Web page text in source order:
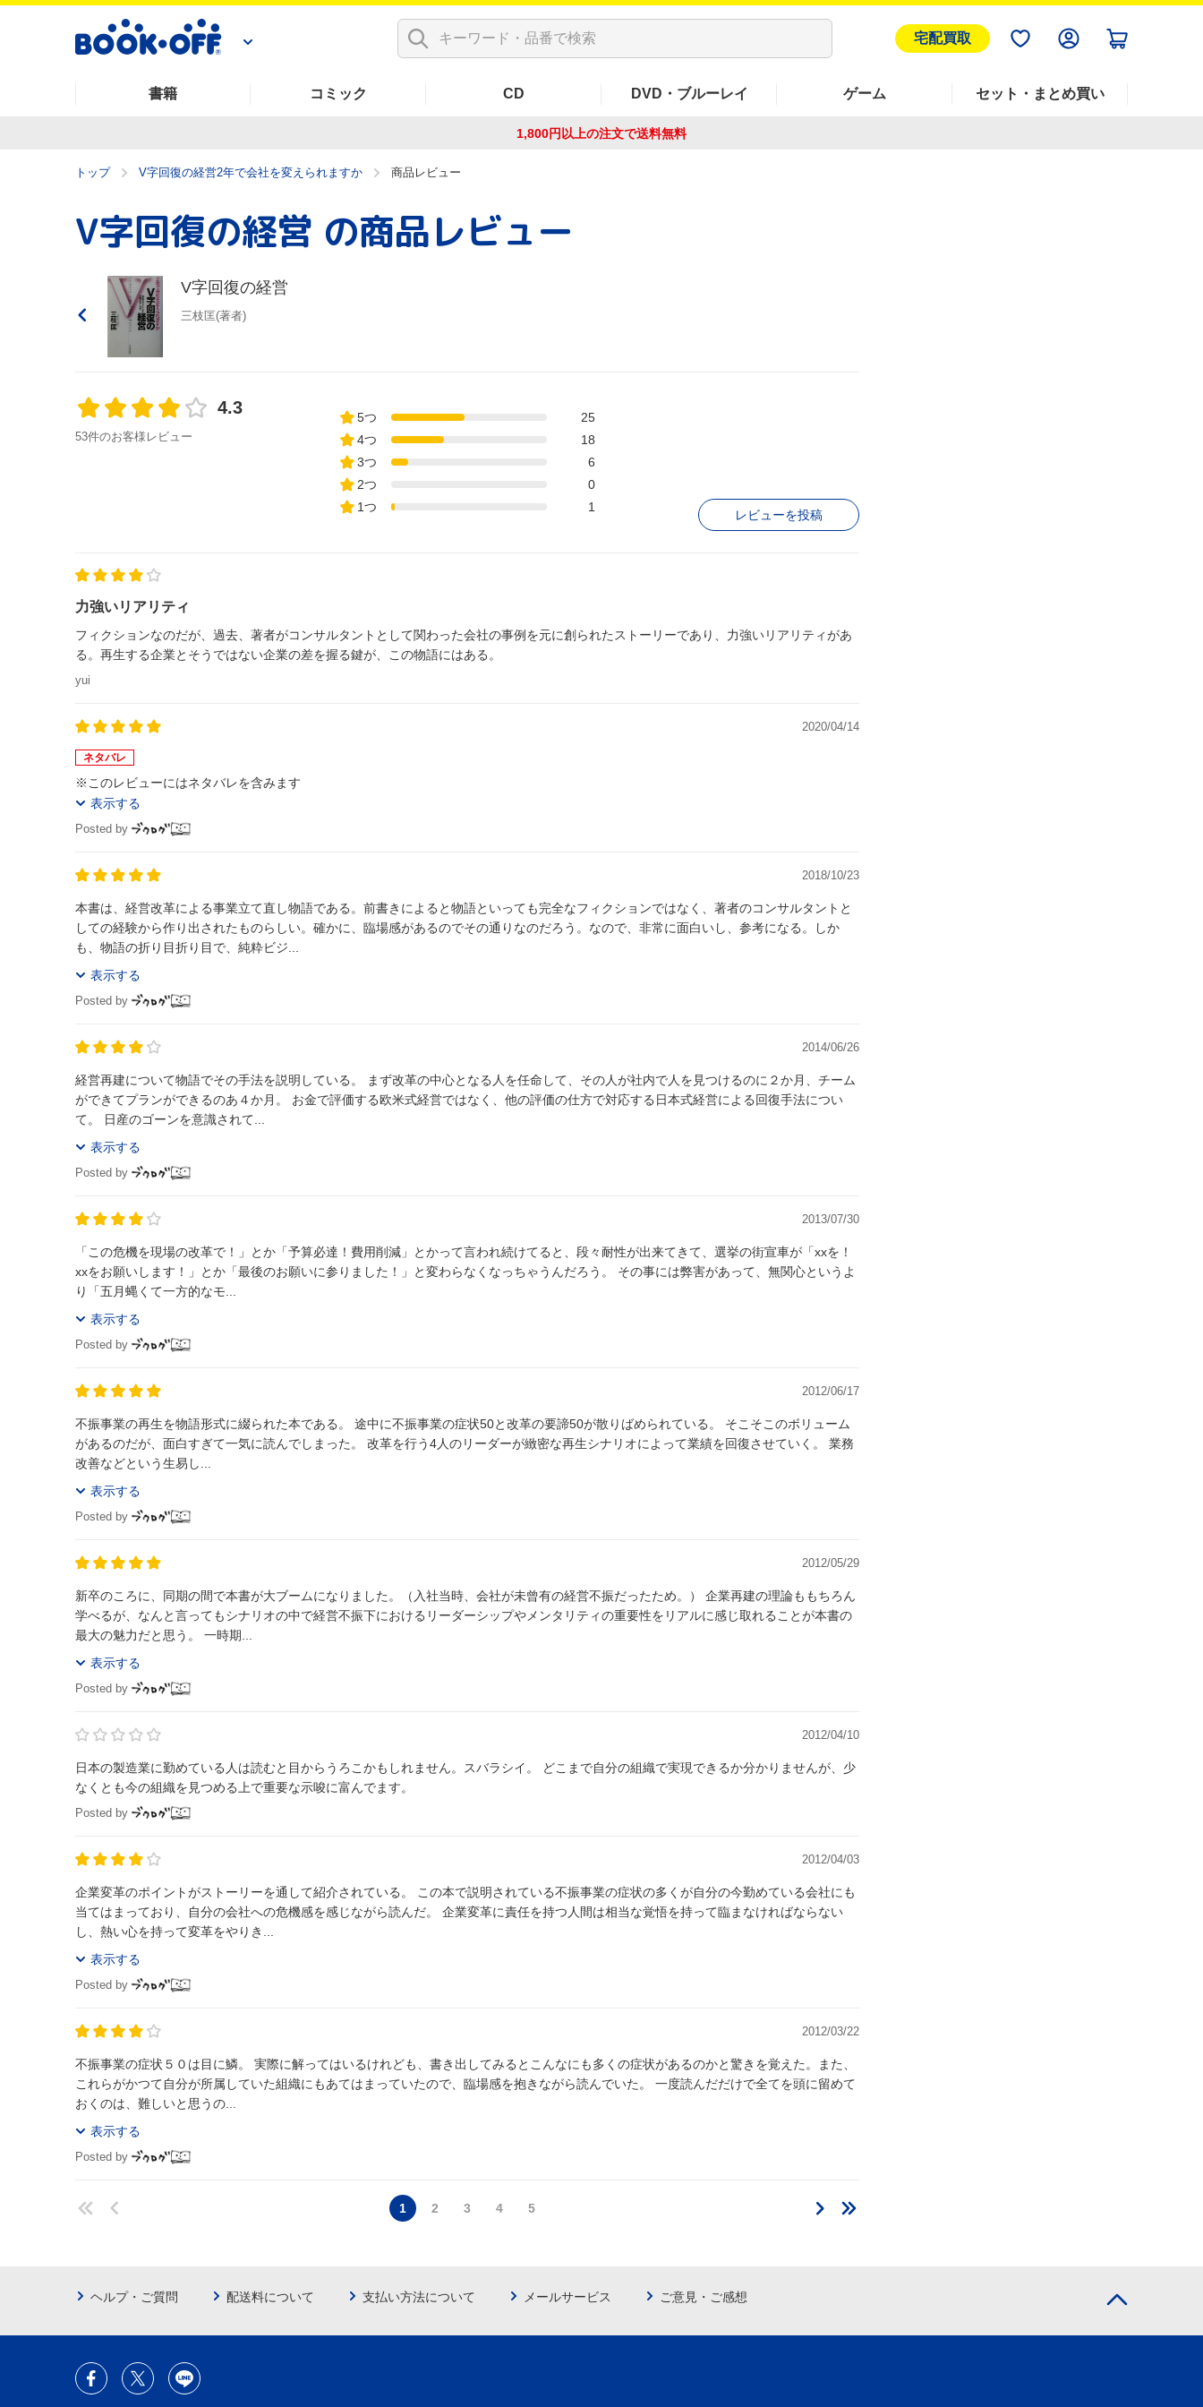
宅配買取
書籍 コミック CD DVD・ブルーレイ ゲーム セット・まとめ買い
1,800円以上の注文で送料無料
トップ V字回復の経営2年で会社を変えられますか 商品レビュー
V字回復の経営 の商品レビュー
V字回復の経営
三枝匡(著者)
4.3
53件のお客様レビュー
5つ
25
4つ
18
3つ
6
2つ
0
1つ
1
レビューを投稿
力強いリアリティ
フィクションなのだが、過去、著者がコンサルタントとして関わった会社の事例を元に創られたストーリーであり、力強いリアリティがあ
る。再生する企業とそうではない企業の差を握る鍵が、この物語にはある。
yui
2020/04/14
ネタバレ
※このレビューにはネタバレを含みます
表示する
Posted by
2018/10/23
本書は、経営改革による事業立て直し物語である。前書きによると物語といっても完全なフィクションではなく、著者のコンサルタントと
しての経験から作り出されたものらしい。確かに、臨場感があるのでその通りなのだろう。なので、非常に面白いし、参考になる。しか
も、物語の折り目折り目で、純粋ビジ...
表示する
Posted by
2014/06/26
経営再建について物語でその手法を説明している。 まず改革の中心となる人を任命して、その人が社内で人を見つけるのに２か月、チーム
ができてプランができるのあ４か月。 お金で評価する欧米式経営ではなく、他の評価の仕方で対応する日本式経営による回復手法につい
て。 日産のゴーンを意識されて...
表示する
Posted by
2013/07/30
「この危機を現場の改革で！」とか「予算必達！費用削減」とかって言われ続けてると、段々耐性が出来てきて、選挙の街宣車が「xxを！
xxをお願いします！」とか「最後のお願いに参りました！」と変わらなくなっちゃうんだろう。 その事には弊害があって、無関心というよ
り「五月蝿くて一方的なモ...
表示する
Posted by
2012/06/17
不振事業の再生を物語形式に綴られた本である。 途中に不振事業の症状50と改革の要諦50が散りばめられている。 そこそこのボリューム
があるのだが、面白すぎて一気に読んでしまった。 改革を行う4人のリーダーが緻密な再生シナリオによって業績を回復させていく。 業務
改善などという生易し...
表示する
Posted by
2012/05/29
新卒のころに、同期の間で本書が大ブームになりました。（入社当時、会社が未曾有の経営不振だったため。） 企業再建の理論ももちろん
学べるが、なんと言ってもシナリオの中で経営不振下におけるリーダーシップやメンタリティの重要性をリアルに感じ取れることが本書の
最大の魅力だと思う。 一時期...
表示する
Posted by
2012/04/10
日本の製造業に勤めている人は読むと目からうろこかもしれません。スバラシイ。 どこまで自分の組織で実現できるか分かりませんが、少
なくとも今の組織を見つめる上で重要な示唆に富んでます。
Posted by
2012/04/03
企業変革のポイントがストーリーを通して紹介されている。 この本で説明されている不振事業の症状の多くが自分の今勤めている会社にも
当てはまっており、自分の会社への危機感を感じながら読んだ。 企業変革に責任を持つ人間は相当な覚悟を持って臨まなければならない
し、熱い心を持って変革をやりき...
表示する
Posted by
2012/03/22
不振事業の症状５０は目に鱗。 実際に解ってはいるけれども、書き出してみるとこんなにも多くの症状があるのかと驚きを覚えた。また、
これらがかつて自分が所属していた組織にもあてはまっていたので、臨場感を抱きながら読んでいた。 一度読んだだけで全てを頭に留めて
おくのは、難しいと思うの...
表示する
Posted by
1 2 3 4 5
ヘルプ・ご質問 配送料について 支払い方法について メールサービス ご意見・ご感想